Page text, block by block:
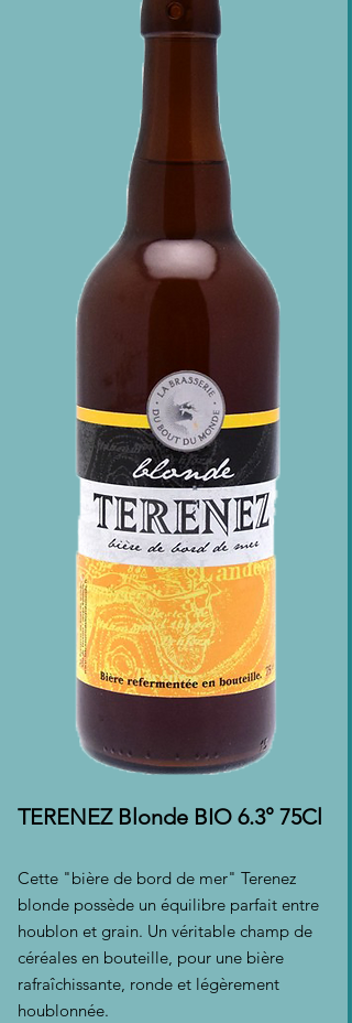
TERENEZ Blonde BIO 6.3° 75Cl
Cette "bière de bord de mer" Terenez
blonde possède un équilibre parfait entre
houblon et grain. Un véritable champ de
céréales en bouteille, pour une bière
rafraîchissante, ronde et légèrement
houblonnée.